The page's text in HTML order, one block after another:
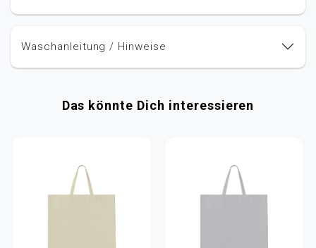
Waschanleitung / Hinweise
Das könnte Dich interessieren